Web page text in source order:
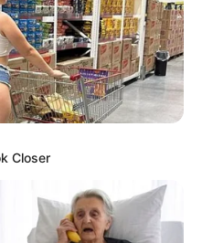
Perform Better
Closer